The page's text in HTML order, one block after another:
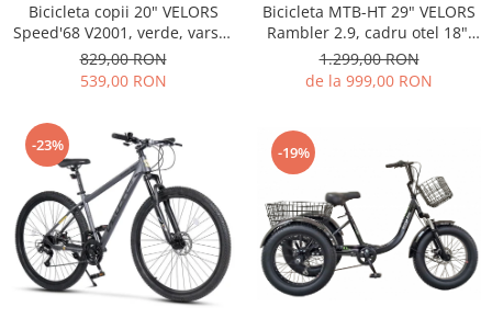
Bicicleta copii 20" VELORS
Speed'68 V2001, verde, varsta
7-10 ani
829,00 RON
539,00 RON
Bicicleta MTB-HT 29" VELORS
Rambler 2.9, cadru otel 18",
manete secventiale, frane
disc, 21 viteze, bej/negru
1.299,00 RON
de la 999,00 RON
-23% -19%